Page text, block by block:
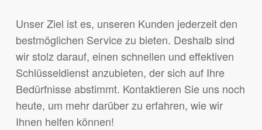
Unser Ziel ist es, unseren Kunden jederzeit den
bestmöglichen Service zu bieten. Deshalb sind
wir stolz darauf, einen schnellen und effektiven
Schlüsseldienst anzubieten, der sich auf Ihre
Bedürfnisse abstimmt. Kontaktieren Sie uns noch
heute, um mehr darüber zu erfahren, wie wir
Ihnen helfen können!